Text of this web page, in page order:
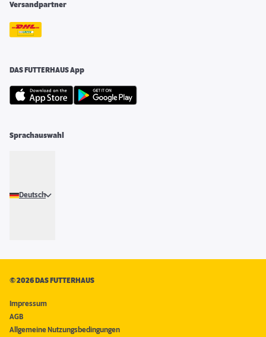
Versandpartner
DAS FUTTERHAUS App
Sprachauswahl
Deutsch
©2026 DAS FUTTERHAUS
Impressum
AGB
Allgemeine Nutzungsbedingungen